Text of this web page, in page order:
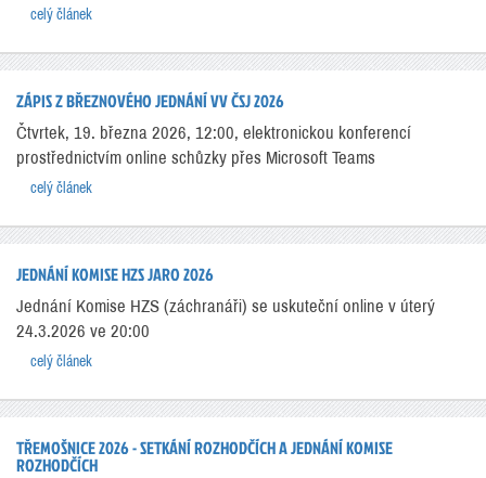
celý článek
ZÁPIS Z BŘEZNOVÉHO JEDNÁNÍ VV ČSJ 2026
Čtvrtek, 19. března 2026, 12:00, elektronickou konferencí
prostřednictvím online schůzky přes Microsoft Teams
celý článek
JEDNÁNÍ KOMISE HZS JARO 2026
Jednání Komise HZS (záchranáři) se uskuteční online v úterý
24.3.2026 ve 20:00
celý článek
TŘEMOŠNICE 2026 - SETKÁNÍ ROZHODČÍCH A JEDNÁNÍ KOMISE
ROZHODČÍCH